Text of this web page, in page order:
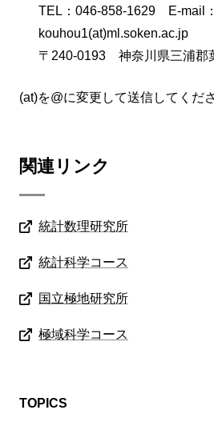
TEL：046-858-1629 E-mail：
kouhou1(at)ml.soken.ac.jp
〒240-0193 神奈川県三浦郡
(at)を@に変更して送信してくださ
関連リンク
統計数理研究所
統計科学コース
国立極地研究所
極域科学コース
TOPICS